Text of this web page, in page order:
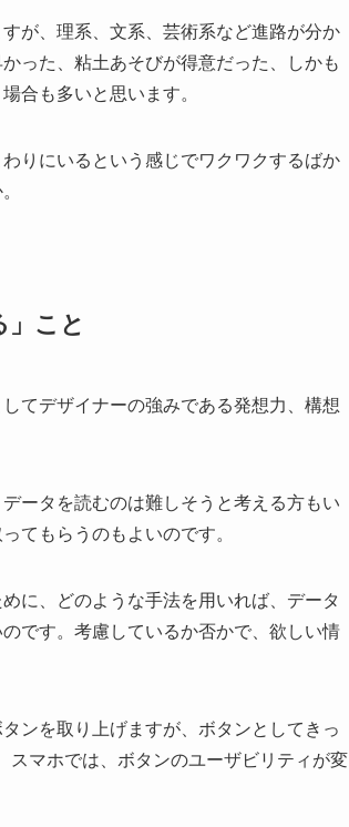
が、理系、文系、芸術系など進路が分か
った、粘土あそびが得意だった、しかも
合も多いと思います。
りにいるという感じでワクワクするばか
」こと
てデザイナーの強みである発想力、構想
ータを読むのは難しそうと考える方もい
てもらうのもよいのです。
に、どのような手法を用いれば、データ
です。考慮しているか否かで、欲しい情
ンを取り上げますが、ボタンとしてきっ
スマホでは、ボタンのユーザビリティが変